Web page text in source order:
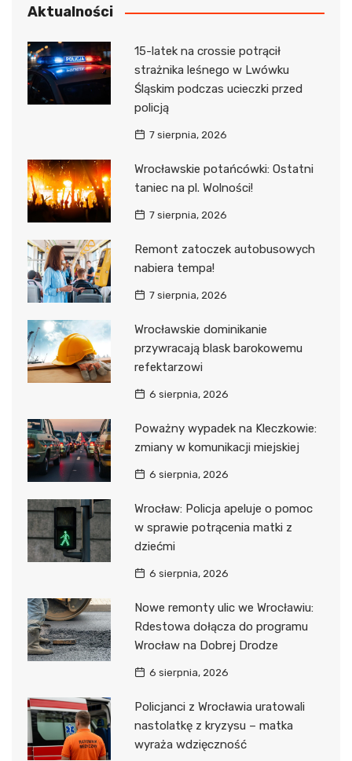
Aktualności
15-latek na crossie potrącił
strażnika leśnego w Lwówku
Śląskim podczas ucieczki przed
policją
7 sierpnia, 2026
Wrocławskie potańcówki: Ostatni
taniec na pl. Wolności!
7 sierpnia, 2026
Remont zatoczek autobusowych
nabiera tempa!
7 sierpnia, 2026
Wrocławskie dominikanie
przywracają blask barokowemu
refektarzowi
6 sierpnia, 2026
Poważny wypadek na Kleczkowie:
zmiany w komunikacji miejskiej
6 sierpnia, 2026
Wrocław: Policja apeluje o pomoc
w sprawie potrącenia matki z
dziećmi
6 sierpnia, 2026
Nowe remonty ulic we Wrocławiu:
Rdestowa dołącza do programu
Wrocław na Dobrej Drodze
6 sierpnia, 2026
Policjanci z Wrocławia uratowali
nastolatkę z kryzysu – matka
wyraża wdzięczność